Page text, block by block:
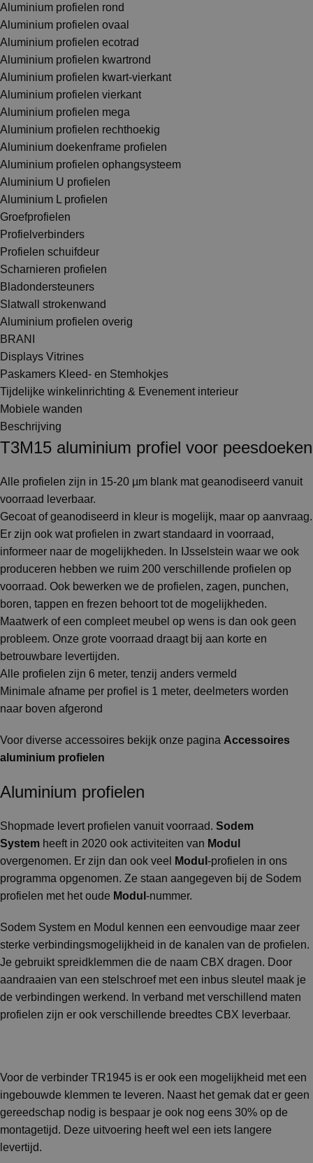
Aluminium profielen rond
Aluminium profielen ovaal
Aluminium profielen ecotrad
Aluminium profielen kwartrond
Aluminium profielen kwart-vierkant
Aluminium profielen vierkant
Aluminium profielen mega
Aluminium profielen rechthoekig
Aluminium doekenframe profielen
Aluminium profielen ophangsysteem
Aluminium U profielen
Aluminium L profielen
Groefprofielen
Profielverbinders
Profielen schuifdeur
Scharnieren profielen
Bladondersteuners
Slatwall strokenwand
Aluminium profielen overig
BRANI
Displays Vitrines
Paskamers Kleed- en Stemhokjes
Tijdelijke winkelinrichting & Evenement interieur
Mobiele wanden
Beschrijving
T3M15 aluminium profiel voor peesdoeken
Alle profielen zijn in 15-20 µm blank mat geanodiseerd vanuit
voorraad leverbaar.
Gecoat of geanodiseerd in kleur is mogelijk, maar op aanvraag.
Er zijn ook wat profielen in zwart standaard in voorraad,
informeer naar de mogelijkheden. In IJsselstein waar we ook
produceren hebben we ruim 200 verschillende profielen op
voorraad. Ook bewerken we de profielen, zagen, punchen,
boren, tappen en frezen behoort tot de mogelijkheden.
Maatwerk of een compleet meubel op wens is dan ook geen
probleem. Onze grote voorraad draagt bij aan korte en
betrouwbare levertijden.
Alle profielen zijn 6 meter, tenzij anders vermeld
Minimale afname per profiel is 1 meter, deelmeters worden
naar boven afgerond
Voor diverse accessoires bekijk onze pagina Accessoires
aluminium profielen
Aluminium profielen
Shopmade levert profielen vanuit voorraad. Sodem
System heeft in 2020 ook activiteiten van Modul
overgenomen. Er zijn dan ook veel
Modul -profielen in ons
programma opgenomen. Ze staan aangegeven bij de Sodem
profielen met het oude Modul -nummer.
Sodem System en Modul kennen een eenvoudige maar zeer
sterke verbindingsmogelijkheid in de kanalen van de profielen.
Je gebruikt spreidklemmen die de naam CBX dragen. Door
aandraaien van een stelschroef met een inbus sleutel maak je
de verbindingen werkend. In verband met verschillend maten
profielen zijn er ook verschillende breedtes CBX leverbaar.
Voor de verbinder TR1945 is er ook een mogelijkheid met een
ingebouwde klemmen te leveren. Naast het gemak dat er geen
gereedschap nodig is bespaar je ook nog eens 30% op de
montagetijd. Deze uitvoering heeft wel een iets langere
levertijd.